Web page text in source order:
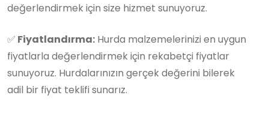
değerlendirmek için size hizmet sunuyoruz.
✅ Fiyatlandırma: Hurda malzemelerinizi en uygun
fiyatlarla değerlendirmek için rekabetçi fiyatlar
sunuyoruz. Hurdalarınızın gerçek değerini bilerek
adil bir fiyat teklifi sunarız.